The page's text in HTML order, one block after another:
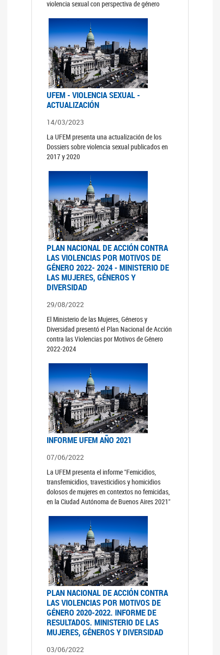
violencia sexual con perspectiva de género
UFEM - VIOLENCIA SEXUAL -
ACTUALIZACIÓN
14/03/2023
La UFEM presenta una actualización de los
Dossiers sobre violencia sexual publicados en
2017 y 2020
PLAN NACIONAL DE ACCIÓN CONTRA
LAS VIOLENCIAS POR MOTIVOS DE
GÉNERO 2022- 2024 - MINISTERIO DE
LAS MUJERES, GÉNEROS Y
DIVERSIDAD
29/08/2022
El Ministerio de las Mujeres, Géneros y
Diversidad presentó el Plan Nacional de Acción
contra las Violencias por Motivos de Género
2022-2024
INFORME UFEM AÑO 2021
07/06/2022
La UFEM presenta el informe "Femicidios,
transfemicidios, travesticidios y homicidios
dolosos de mujeres en contextos no femicidas,
en la Ciudad Autónoma de Buenos Aires 2021"
PLAN NACIONAL DE ACCIÓN CONTRA
LAS VIOLENCIAS POR MOTIVOS DE
GÉNERO 2020-2022. INFORME DE
RESULTADOS. MINISTERIO DE LAS
MUJERES, GÉNEROS Y DIVERSIDAD
03/06/2022